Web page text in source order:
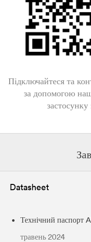
Підключайтеся та
за допомогою
Datasheet
Технічний паспорт
травень 2024